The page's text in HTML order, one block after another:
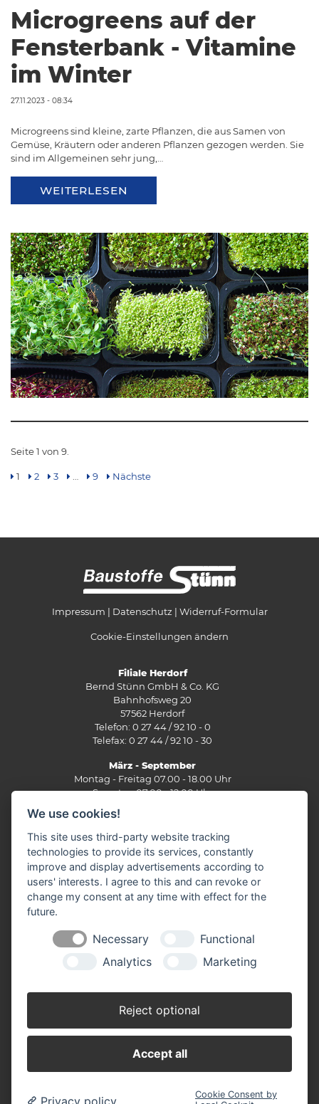
Microgreens auf der
Fensterbank - Vitamine
im Winter
27.11.2023 - 08:34
Microgreens sind kleine, zarte Pflanzen, die aus Samen von
Gemüse, Kräutern oder anderen Pflanzen gezogen werden. Sie
sind im Allgemeinen sehr jung,…
WEITERLESEN
Seite 1 von 9.
1 2 3 9 Nächste
Impressum Datenschutz Widerruf-Formular
Cookie-Einstellungen ändern
Filiale Herdorf
Bernd Stünn GmbH & Co. KG
Bahnhofsweg 20
57562 Herdorf
Telefon: 0 27 44 / 92 10 - 0
Telefax: 0 27 44 / 92 10 - 30
März - September
Montag - Freitag 07.00 - 18.00 Uhr
Samstag 07.00 - 12.00 Uhr
Oktober - Februar
Montag - Freitag 07.30 - 17.30 Uhr
Samstag 07.30 - 12.00 Uhr
Filiale Burbach
Ernst-Heinkel-Straße 12
Fax: 0 27 36 / 49 10 62
E-Mail:
info(at)stuenn-baustoffe.de
Montag - Freitag 07.30 - 17.30 Uhr
Samstag 07.30 - 12.00 Uhr
We use cookies!
This site uses third-party website tracking
technologies to provide its services, constantly
improve and display advertisements according to
users' interests. I agree to this and can revoke or
change my consent at any time with effect for the
future.
Necessary
Functional
Analytics
Marketing
Reject optional
Accept all
Privacy policy
Cookie Consent by